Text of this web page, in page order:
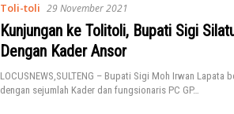
Toli-toli 29 November 2021
Kunjungan ke Tolitoli, Bupati Sigi
Dengan Kader Ansor
LOCUSNEWS,SULTENG – Bupati Sigi Moh Irwan Lapata
dengan sejumlah Kader dan fungsionaris PC GP…